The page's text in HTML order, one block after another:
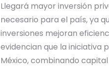
Llegará mayor inversión
necesario para el país, ya
inversiones mejoran
evidencian que la iniciativa
México, combinando